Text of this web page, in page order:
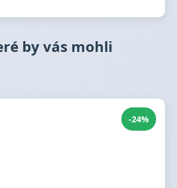
by vás mohli
-24%